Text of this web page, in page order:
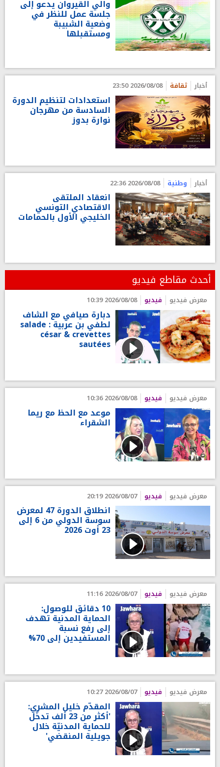
والي القيروان يدعو إلى
جلسة عمل للنظر في
وضعية الشبيبة
ومستقبلها
أخبار ثقافة 2026/08/08 23:50
استعدادات لتنظيم الدورة
السادسة من مهرجان
نوارة بدوز
أخبار وطنية 2026/08/08 22:36
انعقاد الملتقى
الاقتصادي التونسي
الخليجي الأول بالحمامات
أحدث مقاطع فيديو
معرض فيديو فيديو 2026/08/08 10:39
دبارة صيافي مع الشاف
لطفي بن عربية : salade
césar & crevettes
sautées
معرض فيديو فيديو 2026/08/08 10:36
موعد مع الحظ مع ريما
الشقراء
معرض فيديو فيديو 2026/08/07 20:19
انطلاق الدورة 47 لمعرض
سوسة الدولي من 6 إلى
23 أوت 2026
معرض فيديو فيديو 2026/08/07 11:16
10 دقائق للوصول:
الحماية المدنية تهدف
إلى رفع نسبة
المستفيدين إلى 70%
معرض فيديو فيديو 2026/08/07 10:27
المقدّم خليل المشري:
'أكثر من 23 ألف تدخّل
للحماية المدنيّة خلال
جويلية المنقضي'